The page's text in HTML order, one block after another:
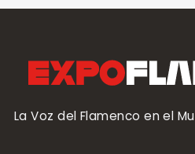
La Voz del Flamenco en el